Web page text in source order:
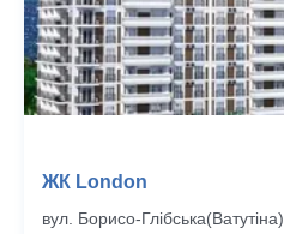
ЖК London
вул. Борисо-Глібська(Ватутіна)